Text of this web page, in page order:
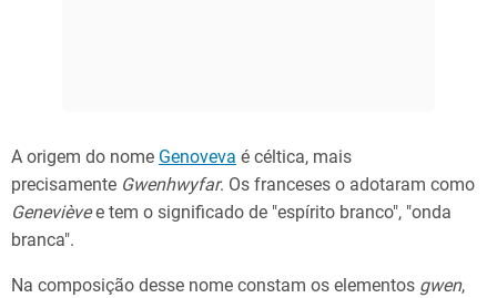
A origem do nome Genoveva ​ é céltica, mais
precisamente Gwenhwyfar. Os franceses o adotaram como
Genevièvee tem o significado de "espírito branco", "onda
branca".
Na composição desse nome constam os elementos gwen,